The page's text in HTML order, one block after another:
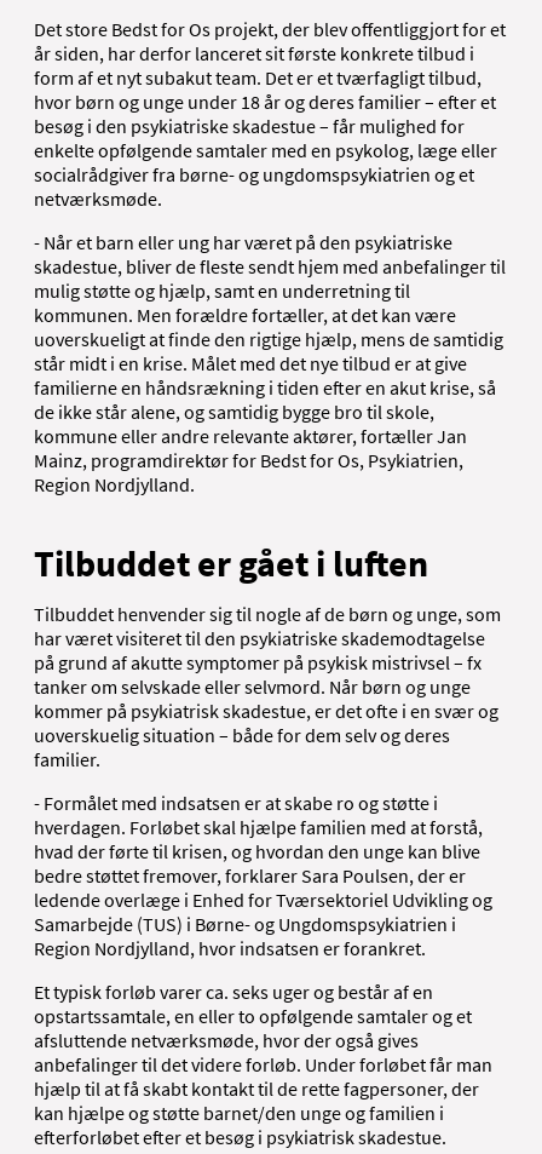
Det store Bedst for Os projekt, der blev offentliggjort for et
år siden, har derfor lanceret sit første konkrete tilbud i
form af et nyt subakut team. Det er et tværfagligt tilbud,
hvor børn og unge under 18 år og deres familier – efter et
besøg i den psykiatriske skadestue – får mulighed for
enkelte opfølgende samtaler med en psykolog, læge eller
socialrådgiver fra børne- og ungdomspsykiatrien og et
netværksmøde.
- Når et barn eller ung har været på den psykiatriske
skadestue, bliver de fleste sendt hjem med anbefalinger til
mulig støtte og hjælp, samt en underretning til
kommunen. Men forældre fortæller, at det kan være
uoverskueligt at finde den rigtige hjælp, mens de samtidig
står midt i en krise. Målet med det nye tilbud er at give
familierne en håndsrækning i tiden efter en akut krise, så
de ikke står alene, og samtidig bygge bro til skole,
kommune eller andre relevante aktører, fortæller Jan
Mainz, programdirektør for Bedst for Os, Psykiatrien,
Region Nordjylland.
Tilbuddet er gået i luften
Tilbuddet henvender sig til nogle af de børn og unge, som
har været visiteret til den psykiatriske skademodtagelse
på grund af akutte symptomer på psykisk mistrivsel – fx
tanker om selvskade eller selvmord. Når børn og unge
kommer på psykiatrisk skadestue, er det ofte i en svær og
uoverskuelig situation – både for dem selv og deres
familier.
- Formålet med indsatsen er at skabe ro og støtte i
hverdagen. Forløbet skal hjælpe familien med at forstå,
hvad der førte til krisen, og hvordan den unge kan blive
bedre støttet fremover, forklarer Sara Poulsen, der er
ledende overlæge i Enhed for Tværsektoriel Udvikling og
Samarbejde (TUS) i Børne- og Ungdomspsykiatrien i
Region Nordjylland, hvor indsatsen er forankret.
Et typisk forløb varer ca. seks uger og består af en
opstartssamtale, en eller to opfølgende samtaler og et
afsluttende netværksmøde, hvor der også gives
anbefalinger til det videre forløb. Under forløbet får man
hjælp til at få skabt kontakt til de rette fagpersoner, der
kan hjælpe og støtte barnet/den unge og familien i
efterforløbet efter et besøg i psykiatrisk skadestue.